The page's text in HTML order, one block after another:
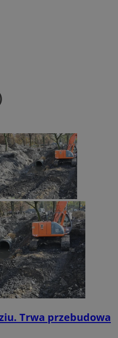
Trwa przebudowa